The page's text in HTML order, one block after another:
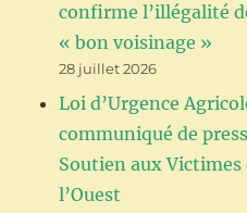
confirme l’illégalité
« bon voisinage »
28 juillet 2026
Loi d’Urgence
communiqué de
Soutien aux Victimes
l’Ouest